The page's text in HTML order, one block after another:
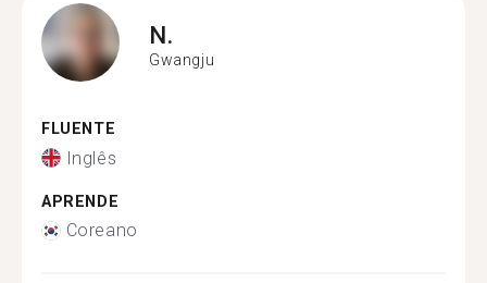
N.
Gwangju
FLUENTE
Inglês
APRENDE
Coreano